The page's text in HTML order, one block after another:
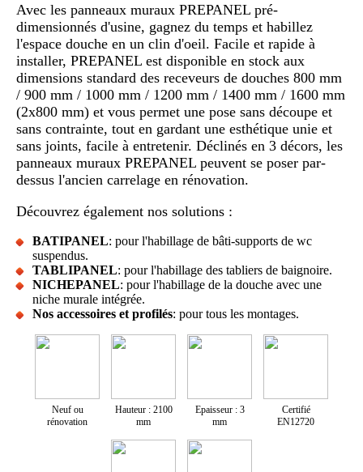
Avec les panneaux muraux PREPANEL pré-
dimensionnés d'usine, gagnez du temps et habillez
l'espace douche en un clin d'oeil. Facile et rapide à
installer, PREPANEL est disponible en stock aux
dimensions standard des receveurs de douches 800 mm
/ 900 mm / 1000 mm / 1200 mm / 1400 mm / 1600 mm
(2x800 mm) et vous permet une pose sans découpe et
sans contrainte, tout en gardant une esthétique unie et
sans joints, facile à entretenir. Déclinés en 3 décors, les
panneaux muraux PREPANEL peuvent se poser par-
dessus l'ancien carrelage en rénovation.
Découvrez également nos solutions :
BATIPANEL: pour l'habillage de bâti-supports de wc
suspendus.
TABLIPANEL: pour l'habillage des tabliers de baignoire.
NICHEPANEL: pour l'habillage de la douche avec une
niche murale intégrée.
Nos accessoires et profilés: pour tous les montages.
Neuf ou
rénovation
Hauteur : 2100
mm
Epaisseur : 3
mm
Certifié
EN12720